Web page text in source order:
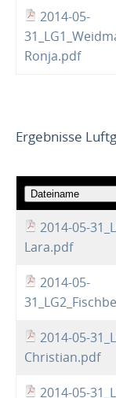
2014-05-
Ronja.pdf
Ergebnisse
2014-05-
Lara.pdf
2014-05-
2014-05-
Christian.pdf
2014-05-